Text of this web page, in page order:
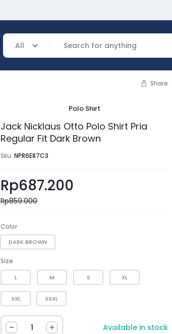
All
Share
Polo Shirt
Jack Nicklaus Otto Polo Shirt Pria
Regular Fit Dark Brown
Sku:NPR6E87C3
Rp687.200
Rp859.000
Color
DARK BROWN
Size
L M S XL
XXL XXXL
Available in stock